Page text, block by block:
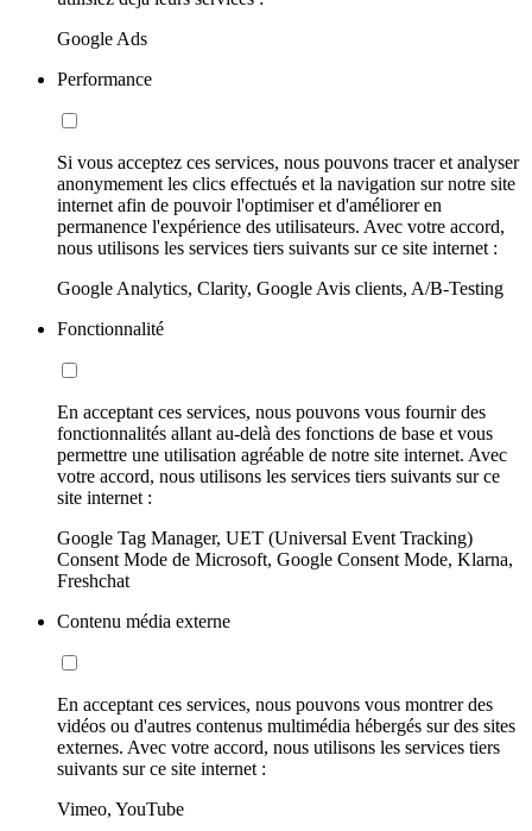
Google Ads
Performance
Si vous acceptez ces services, nous pouvons tracer et analyser
anonymement les clics effectués et la navigation sur notre site
internet afin de pouvoir l'optimiser et d'améliorer en
permanence l'expérience des utilisateurs. Avec votre accord,
nous utilisons les services tiers suivants sur ce site internet :
Google Analytics, Clarity, Google Avis clients, A/B-Testing
Fonctionnalité
En acceptant ces services, nous pouvons vous fournir des
fonctionnalités allant au-delà des fonctions de base et vous
permettre une utilisation agréable de notre site internet. Avec
votre accord, nous utilisons les services tiers suivants sur ce
site internet :
Google Tag Manager, UET (Universal Event Tracking)
Consent Mode de Microsoft, Google Consent Mode, Klarna,
Freshchat
Contenu média externe
En acceptant ces services, nous pouvons vous montrer des
vidéos ou d'autres contenus multimédia hébergés sur des sites
externes. Avec votre accord, nous utilisons les services tiers
suivants sur ce site internet :
Vimeo, YouTube